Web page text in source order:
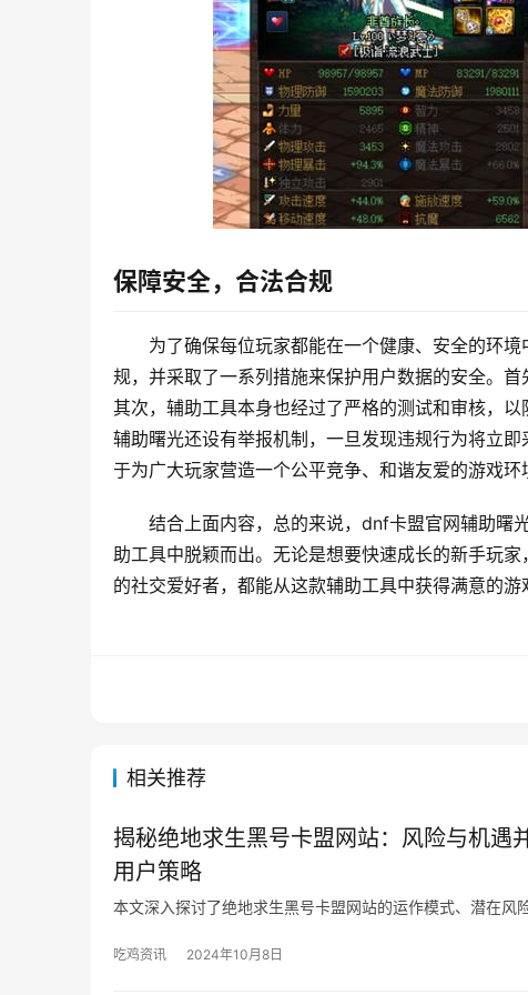
保障安全，合法合规
为了确保每位玩家都能在一个健康、安全的环
规，并采取了一系列措施来保护用户数据的安全。
其次，辅助工具本身也经过了严格的测试和审核，
辅助曙光还设有举报机制，一旦发现违规行为将立
于为广大玩家营造一个公平竞争、和谐友爱的游戏环
结合上面内容，总的来说，dnf卡盟官网辅助曙
助工具中脱颖而出。无论是想要快速成长的新手玩
的社交爱好者，都能从这款辅助工具中获得满意的游
相关推荐
揭秘绝地求生黑号卡盟网站：风险与机遇
用户策略
本文深入探讨了绝地求生黑号卡盟网站的运作模式、潜在风
吃鸡资讯 2024年10月8日